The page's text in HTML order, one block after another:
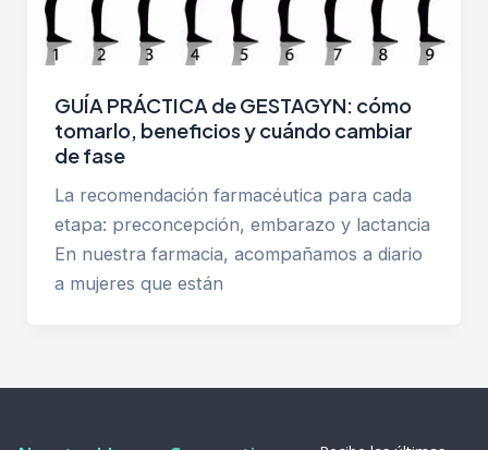
GUÍA PRÁCTICA de GESTAGYN: cómo
tomarlo, beneficios y cuándo cambiar
de fase
La recomendación farmacéutica para cada
etapa: preconcepción, embarazo y lactancia
En nuestra farmacia, acompañamos a diario
a mujeres que están